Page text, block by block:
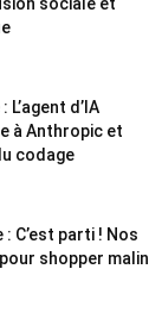
sociale et
d’IA
à Anthropic et
codage
C’est parti ! Nos
shopper malin